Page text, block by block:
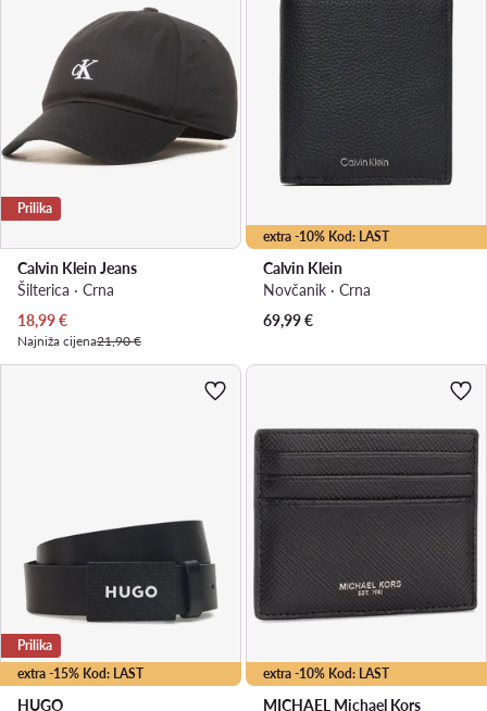
Prilika
Calvin Klein Jeans
Šilterica · Crna
Trenutna cijena
18,99€
Najniža cijena21,90 €
extra -10% Kod: LAST
Calvin Klein
Novčanik · Crna
69,99€
extra -15% Kod: LAST
Prilika
HUGO
extra -10% Kod: LAST
MICHAEL Michael Kors